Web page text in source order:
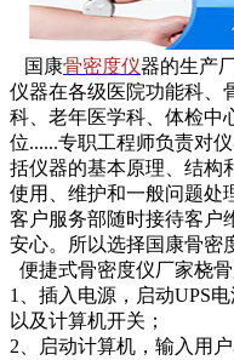
国康骨密度仪器的生产
仪器在各级医院功能科、
科、老年医学科、体检中
位......专职工程师负责对
括仪器的基本原理、结构
使用、维护和一般问题处
客户服务部随时接待客户
安心。所以选择国康骨密
便捷式骨密度仪厂家桡
1、插入电源，启动UPS
以及计算机开关；
2、启动计算机，输入用